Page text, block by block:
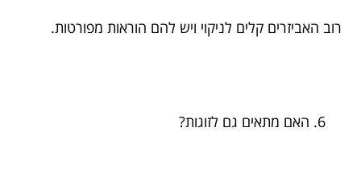
רוב האביזרים קלים לניקוי ויש להם הוראות מפורטות.
האם מתאים גם לזוגות?